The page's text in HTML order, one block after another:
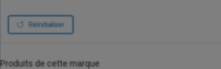
Réinitialiser
Produits de cette marque